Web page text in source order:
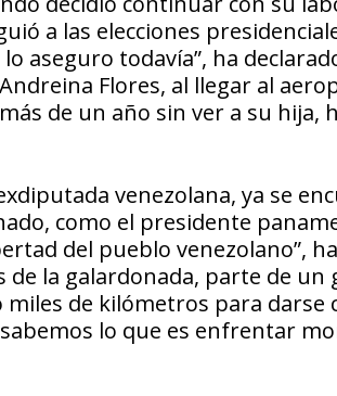
a las elecciones
aseguro todavía”, ha
Flores, al llegar al
de un año sin ver a su hija,
venezolana, ya se
como el presidente
del pueblo venezolano”,
la galardonada, parte de
de kilómetros para
lo que es enfrentar